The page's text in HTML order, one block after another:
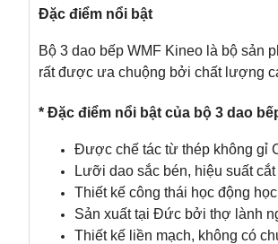
Đặc điểm nổi bật
Bộ 3 dao bếp WMF Kineo là bộ sản
rất được ưa chuộng bởi chất lượng
* Đặc điểm nổi bật của bộ 3 dao
Được chế tác từ thép không gỉ
Lưỡi dao sắc bén, hiệu suất
Thiết kế công thái học động
Sản xuất tại Đức bởi thợ lành
Thiết kế liền mạch, không có